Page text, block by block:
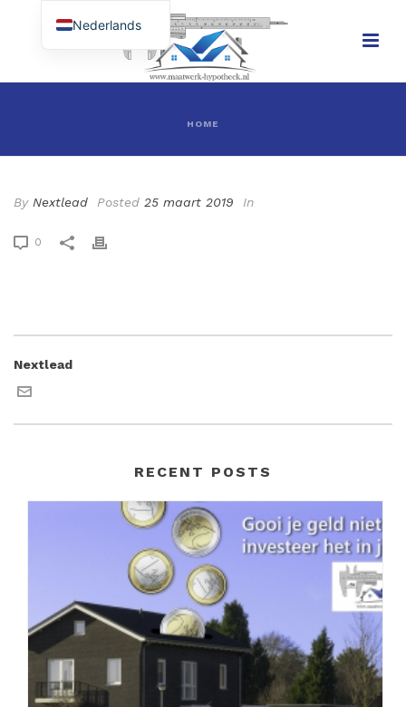
HOME
By Nextlead Posted 25 maart 2019 In
0
Nextlead
RECENT POSTS
Nederlands
English (UK)